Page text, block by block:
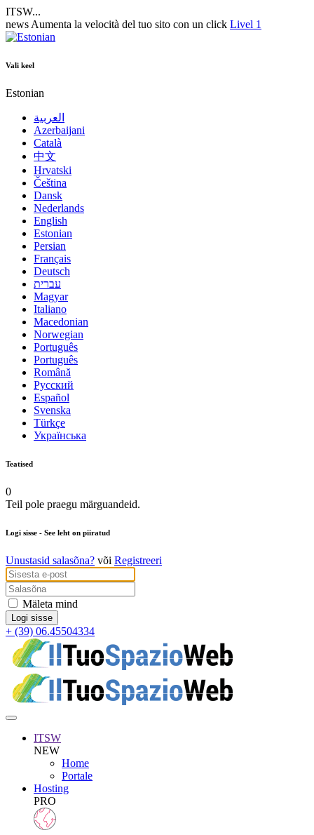
ITSW...
news Aumenta la velocità del tuo sito con un click Livel 1
Vali keel
Estonian
العربية
Azerbaijani
Català
中文
Hrvatski
Čeština
Dansk
Nederlands
English
Estonian
Persian
Français
Deutsch
עברית
Magyar
Italiano
Macedonian
Norwegian
Português
Português
Română
Русский
Español
Svenska
Türkçe
Українська
Teatised
0
Teil pole praegu märguandeid.
Logi sisse - See leht on piiratud
Unustasid salasõna? või Registreeri
Mäleta mind
+ (39) 06.45504334
ITSW
NEW
Home
Portale
Hosting
PRO